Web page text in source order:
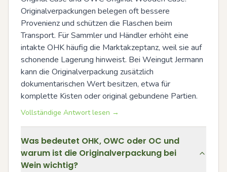
Originalverpackungen belegen oft bessere
Provenienz und schützen die Flaschen beim
Transport. Für Sammler und Händler erhöht eine
intakte OHK häufig die Marktakzeptanz, weil sie auf
schonende Lagerung hinweist. Bei Weingut Jermann
kann die Originalverpackung zusätzlich
dokumentarischen Wert besitzen, etwa für
komplette Kisten oder original gebundene Partien.
Vollständige Antwort lesen →
Was bedeutet OHK, OWC oder OC und
warum ist die Originalverpackung bei
Wein wichtig?